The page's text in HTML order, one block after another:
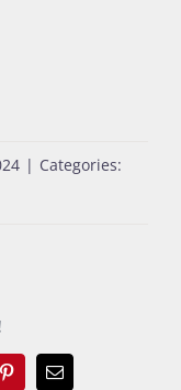
| Categories:
PinterestEmail